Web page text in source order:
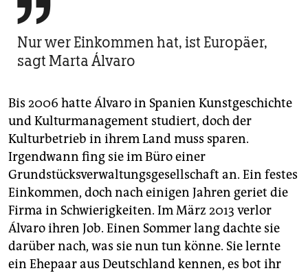

Nur wer Einkommen hat, ist Europäer,
sagt Marta Álvaro
Bis 2006 hatte Álvaro in Spanien Kunstgeschichte
und Kulturmanagement studiert, doch der
Kulturbetrieb in ihrem Land muss sparen.
Irgendwann fing sie im Büro einer
Grundstücksverwaltungsgesellschaft an. Ein festes
Einkommen, doch nach einigen Jahren geriet die
Firma in Schwierigkeiten. Im März 2013 verlor
Álvaro ihren Job. Einen Sommer lang dachte sie
darüber nach, was sie nun tun könne. Sie lernte
ein Ehepaar aus Deutschland kennen, es bot ihr